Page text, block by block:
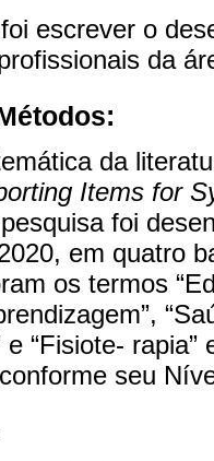
escrever o
da
da
Items for
foi
em quatro
os termos
e “Fisiote-
seu